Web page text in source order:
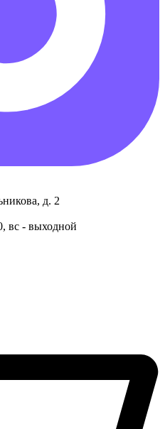
д. 2
вс - выходной